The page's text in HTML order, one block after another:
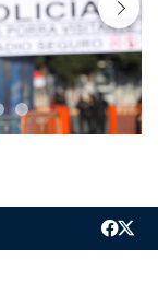
Next